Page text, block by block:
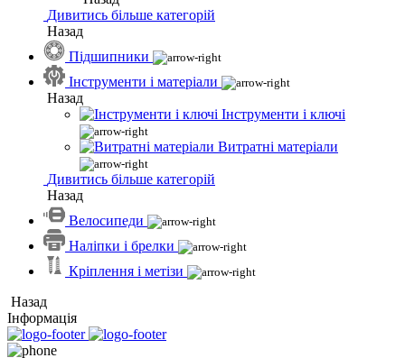
Дивитись більше категорій
Назад
Підшипники
Інструменти і матеріали
Назад
Інструменти і ключі
Витратні матеріали
Дивитись більше категорій
Назад
Велосипеди
Наліпки і брелки
Кріплення і метізи
Назад
Інформація